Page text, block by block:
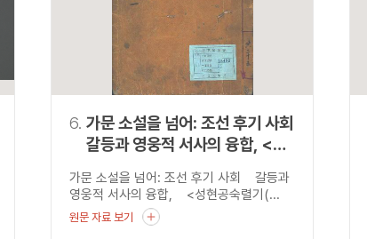
6. 가문 소설을 넘어: 조선 후기 사회
갈등과 영웅적 서사의 융합, <
(聖賢公淑烈記)>
가문 소설을 넘어: 조선 후기 사회 갈등과
영웅적 서사의 융합, <성현공숙렬기(...
원문 자료 보기